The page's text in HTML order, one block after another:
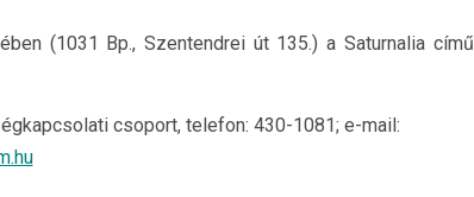
(1031 Bp., Szentendrei út 135.) a Saturnalia című
csoport, telefon: 430-1081; e-mail: